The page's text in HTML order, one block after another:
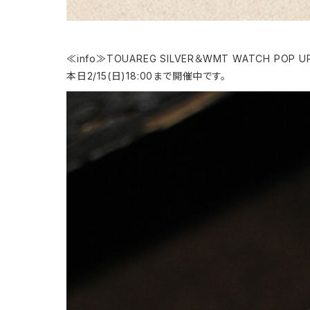
≪info≫TOUAREG SILVER＆WMT WATCH POP
本日2/15(日)18:00まで開催中です。